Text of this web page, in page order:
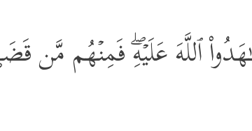
ٱللَّهَ عَلَیۡهِۖ فَمِنۡهُم مَّن